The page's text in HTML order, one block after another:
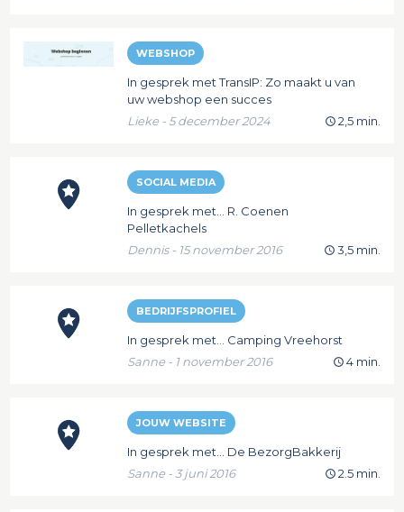
WEBSHOP
In gesprek met TransIP: Zo maakt u van
uw webshop een succes
Lieke - 5 december 2024
2,5 min.
SOCIAL MEDIA
In gesprek met... R. Coenen
Pelletkachels
Dennis - 15 november 2016
3,5 min.
BEDRIJFSPROFIEL
In gesprek met... Camping Vreehorst
Sanne - 1 november 2016
4 min.
JOUW WEBSITE
In gesprek met... De BezorgBakkerij
Sanne - 3 juni 2016
2.5 min.